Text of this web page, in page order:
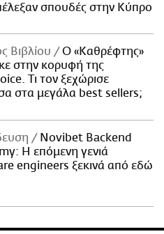
σπουδές στην Κύπρο
Βιβλίου
Ο «Καθρέφτης»
στην κορυφή της
Τι τον ξεχώρισε
στα μεγάλα best sellers;
Novibet Backend
Η επόμενη γενιά
engineers ξεκινά από εδώ